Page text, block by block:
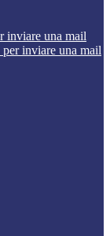
inviare una mail
inviare una mail